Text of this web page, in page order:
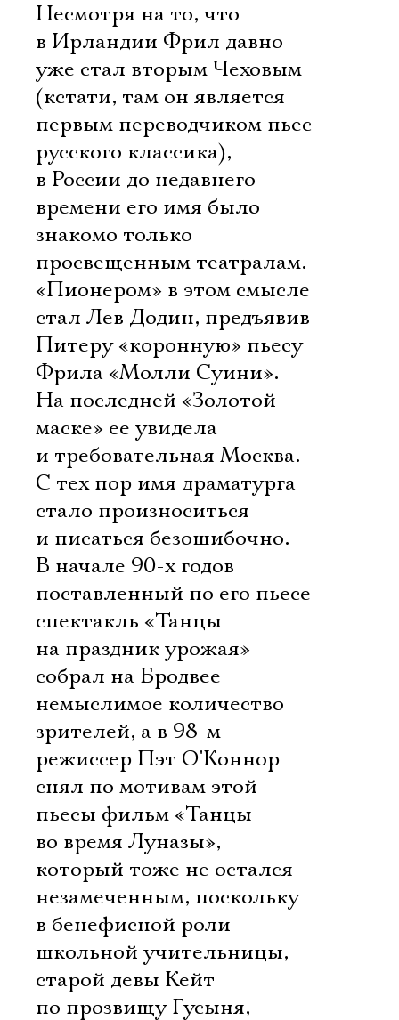
Несмотря на то, что
в Ирландии Фрил давно
уже стал вторым Чеховым
(кстати, там он является
первым переводчиком пьес
русского классика),
в России до недавнего
времени его имя было
знакомо только
просвещенным театралам.
«Пионером» в этом смысле
стал Лев Додин, предъявив
Питеру «коронную» пьесу
Фрила «Молли Суини».
На последней «Золотой
маске» ее увидела
и требовательная Москва.
С тех пор имя драматурга
стало произноситься
и писаться безошибочно.
В начале 90-х годов
поставленный по его пьесе
спектакль «Танцы
на праздник урожая»
собрал на Бродвее
немыслимое количество
зрителей, а в 98-м
режиссер Пэт О'Коннор
снял по мотивам этой
пьесы фильм «Танцы
во время Луназы»,
который тоже не остался
незамеченным, поскольку
в бенефисной роли
школьной учительницы,
старой девы Кейт
по прозвищу Гусыня,